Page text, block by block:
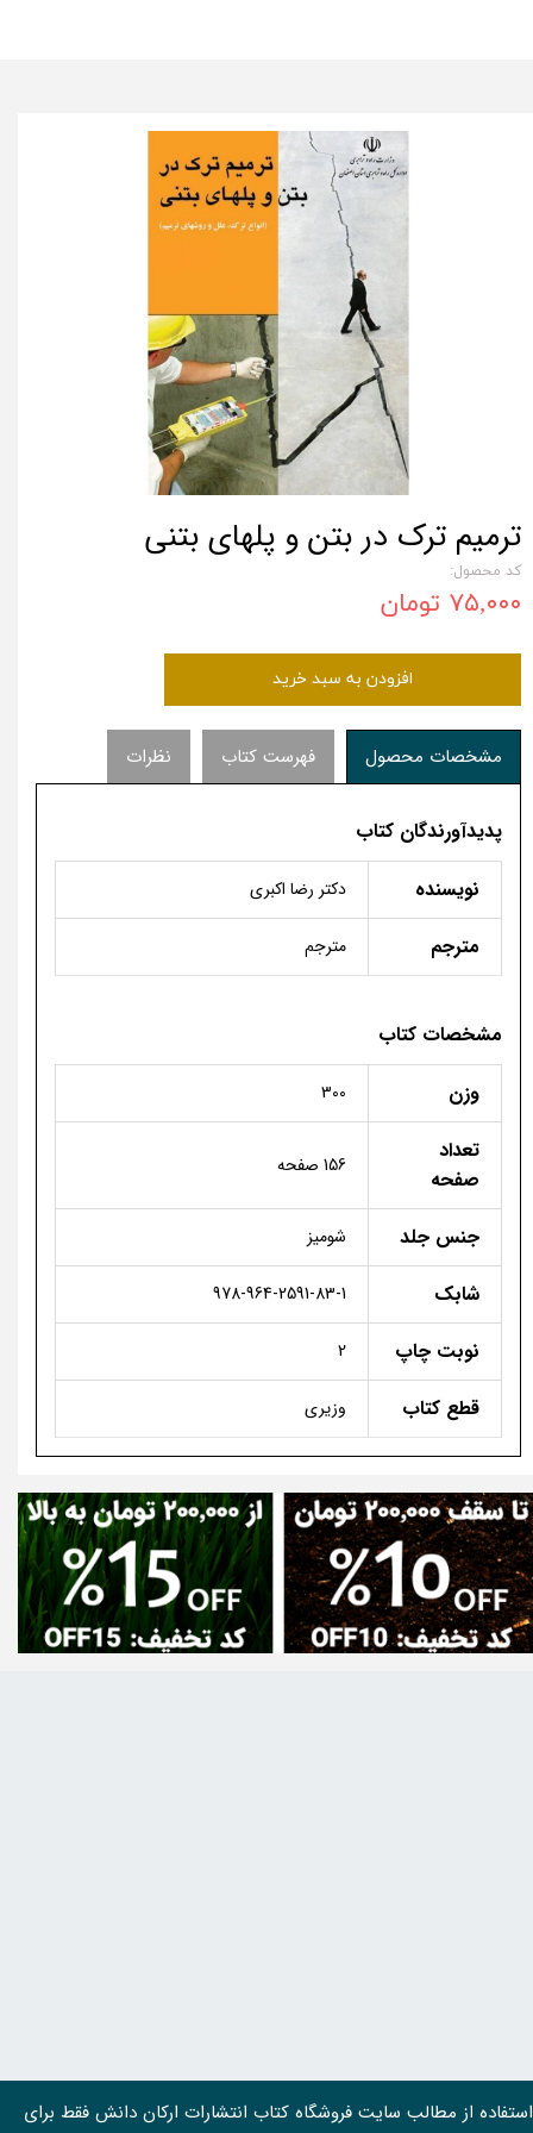
ترمیم ترک در بتن و پلهای بتنی
کد محصول:
۷۵,۰۰۰ تومان
افزودن به سبد خرید
مشخصات محصول فهرست کتاب نظرات
پدیدآورندگان کتاب
نویسنده
دکتر رضا اکبری
مترجم مترجم
مشخصات کتاب
وزن
300
تعداد
صفحه
156 صفحه
جنس جلد شومیز
شابک 978-964-2591-83-1
نوبت چاپ 2
قطع کتاب وزیری
استفاده از مطالب سايت فروشگاه کتاب انتشارات ارکان دانش فقط برای